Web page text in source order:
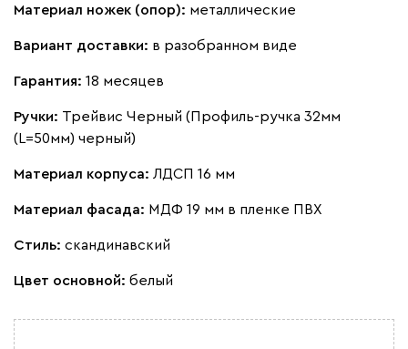
Материал ножек (опор): металлические
Вариант доставки: в разобранном виде
Гарантия: 18 месяцев
Ручки: Трейвис Черный (Профиль-ручка 32мм
(L=50мм) черный)
Материал корпуса: ЛДСП 16 мм
Материал фасада: МДФ 19 мм в пленке ПВХ
Стиль: скандинавский
Цвет основной: белый